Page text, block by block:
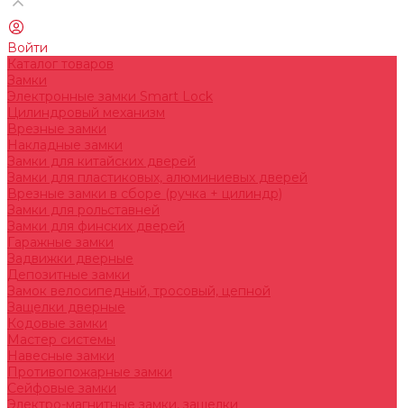
Войти
Каталог товаров
Замки
Электронные замки Smart Lock
Цилиндровый механизм
Врезные замки
Накладные замки
Замки для китайских дверей
Замки для пластиковых, алюминиевых дверей
Врезные замки в сборе (ручка + цилиндр)
Замки для рольставней
Замки для финских дверей
Гаражные замки
Задвижки дверные
Депозитные замки
Замок велосипедный, тросовый, цепной
Защелки дверные
Кодовые замки
Мастер системы
Навесные замки
Противопожарные замки
Сейфовые замки
Электро-магнитные замки, защелки